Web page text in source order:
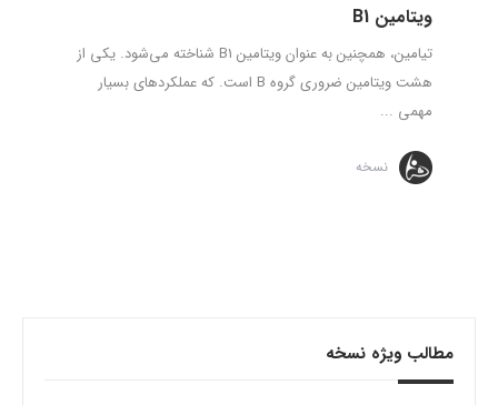
ویتامین B1
تیامین، همچنین به عنوان ویتامین B1 شناخته می‌شود. یکی از
هشت ویتامین ضروری گروه B است. که عملکردهای بسیار
مهمی ...
نسخه
مطالب ویژه نسخه